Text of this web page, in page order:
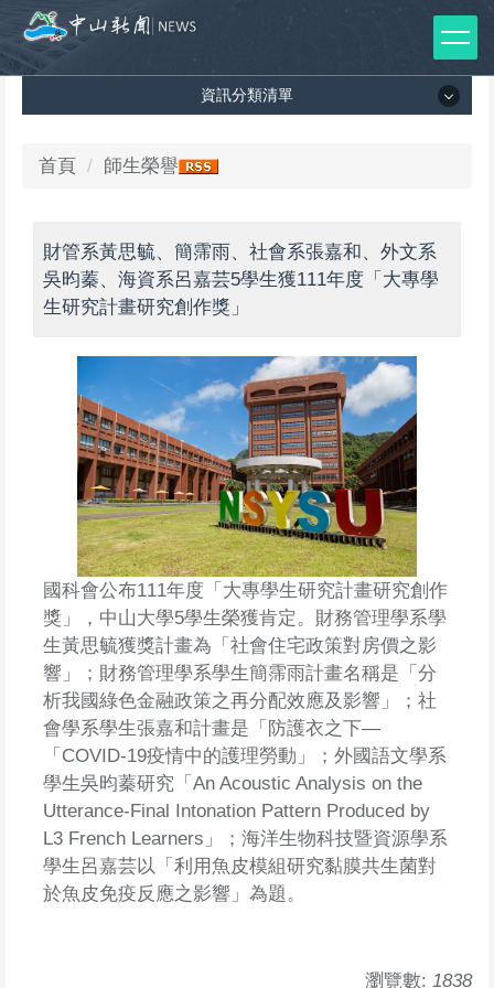
到
主
資訊分類清單
資訊分類清單
媒體報導
影音專區
師生榮譽
首頁 師生榮譽
財管系黃思毓、簡霈雨、社會系張嘉和、外文系
吳昀蓁、海資系呂嘉芸5學生獲111年度「大專學
生研究計畫研究創作獎」
國科會公布111年度「大專學生研究計畫研究創作
獎」，中山大學5學生榮獲肯定。財務管理學系學
生黃思毓獲獎計畫為「社會住宅政策對房價之影
響」；財務管理學系學生簡霈雨計畫名稱是「分
析我國綠色金融政策之再分配效應及影響」；社
會學系學生張嘉和計畫是「防護衣之下—
「COVID-19疫情中的護理勞動」；外國語文學系
學生吳昀蓁研究「An Acoustic Analysis on the
Utterance-Final Intonation Pattern Produced by
L3 French Learners」；海洋生物科技暨資源學系
學生呂嘉芸以「利用魚皮模組研究黏膜共生菌對
於魚皮免疫反應之影響」為題。
瀏覽數: 1838